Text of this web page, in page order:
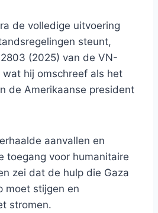
de volledige uitvoering
steunt,
(2025) van de VN-
hij omschreef als het
de Amerikaanse president
aanvallen en
toegang voor humanitaire
zei dat de hulp die Gaza
moet stijgen en
stromen.